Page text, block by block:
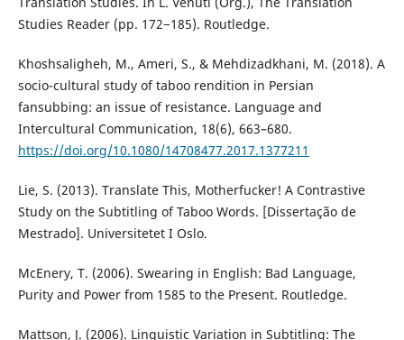
Studies Reader (pp. 172−185). Routledge.
Khoshsaligheh, M., Ameri, S., & Mehdizadkhani, M. (2018). A
socio-cultural study of taboo rendition in Persian
fansubbing: an issue of resistance. Language and
Intercultural Communication, 18(6), 663–680.
https://doi.org/10.1080/14708477.2017.1377211
Lie, S. (2013). Translate This, Motherfucker! A Contrastive
Study on the Subtitling of Taboo Words. [Dissertação de
Mestrado]. Universitetet I Oslo.
McEnery, T. (2006). Swearing in English: Bad Language,
Purity and Power from 1585 to the Present. Routledge.
Mattson, J. (2006). Linguistic Variation in Subtitling: The